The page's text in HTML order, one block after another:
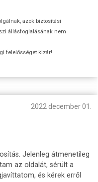
azok biztosítási
állásfoglalásának nem
felelősséget kizár!
2022 december 01.
Jelenleg átmenetileg
az oldalát, sérült a
és kérek erről